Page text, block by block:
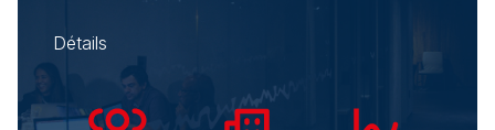
Détails